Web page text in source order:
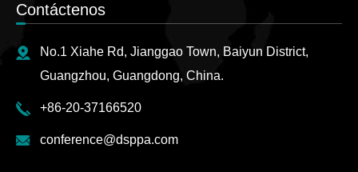
Contáctenos
No.1 Xiahe Rd, Jianggao Town, Baiyun District,
Guangzhou, Guangdong, China.
+86-20-37166520
conference@dsppa.com